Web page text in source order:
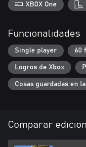
XBOX One
Funcionalidades
Single player 60
Logros de Xbox
Cosas guardadas en
Comparar